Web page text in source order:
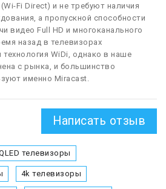
Fi Direct) и не требуют наличия
а пропускной способности
видео Full HD и многоканального
назад в телевизорах
WiDi, однако в наше
с рынка, и большинство
именно Miracast.
Написать отзыв
телевизоры
4k телевизоры